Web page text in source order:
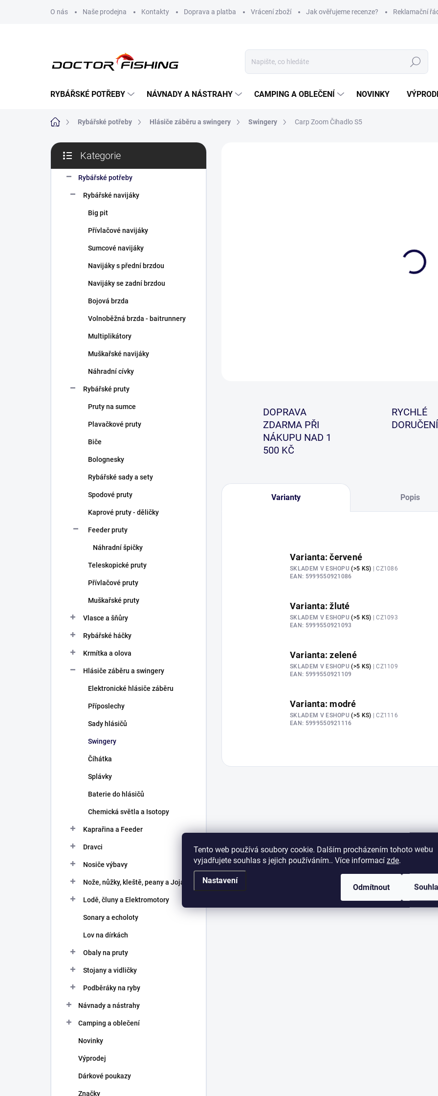
Tento web používá soubory cookie. Dalším procházením tohoto webu
vyjadřujete souhlas s jejich používáním.. Více informací zde.
Nastavení
Odmítnout
O nás Naše prodejna Kontakty Doprava a platba Vrácení zboží Jak ověřujeme recenze? Reklamační
Hledat
RYBÁŘSKÉ POTŘEBY NÁVNADY A NÁSTRAHY CAMPING A OBLEČENÍ NOVINKY
Domů Rybářské potřeby Hlásiče záběru a swingery Swingery Carp Zoom Čihadlo S5
P
s
kategorie
Kategorie
Rybářské potřeby
Rybářské navijáky
Big pit
Přívlačové navijáky
Sumcové navijáky
Navijáky s přední brzdou
Navijáky se zadní brzdou
Bojová brzda
Volnoběžná brzda - baitrunnery
Multiplikátory
Muškařské navijáky
Náhradní cívky
Rybářské pruty
Pruty na sumce
Plavačkové pruty
Biče
Bolognesky
Rybářské sady a sety
Spodové pruty
Kaprové pruty - děličky
Feeder pruty
Náhradní špičky
Teleskopické pruty
Přívlačové pruty
Muškařské pruty
Vlasce a šňůry
Rybářské háčky
Krmítka a olova
Hlásiče záběru a swingery
Elektronické hlásiče záběru
Příposlechy
Sady hlásičů
Swingery
Číhátka
Splávky
Baterie do hlásičů
Chemická světla a Isotopy
Kaprařina a Feeder
Dravci
Nosiče výbavy
Nože, nůžky, kleště, peany a Joja
Lodě, čluny a Elektromotory
Sonary a echoloty
Lov na dírkách
Obaly na pruty
Stojany a vidličky
Podběráky na ryby
Návnady a nástrahy
Camping a oblečení
Novinky
Výprodej
Dárkové poukazy
Značky
DOPRAVA
ZDARMA PŘI
NÁKUPU NAD 1
500 KČ
RYCHLÉ
DORUČENÍ
Varianty Popis
Varianta: červené
SKLADEM V ESHOPU(>5 KS) | CZ1086
EAN: 5999550921086
Varianta: žluté
SKLADEM V ESHOPU(>5 KS) | CZ1093
EAN: 5999550921093
Varianta: zelené
SKLADEM V ESHOPU(>5 KS) | CZ1109
EAN: 5999550921109
Varianta: modré
SKLADEM V ESHOPU(>5 KS) | CZ1116
EAN: 5999550921116